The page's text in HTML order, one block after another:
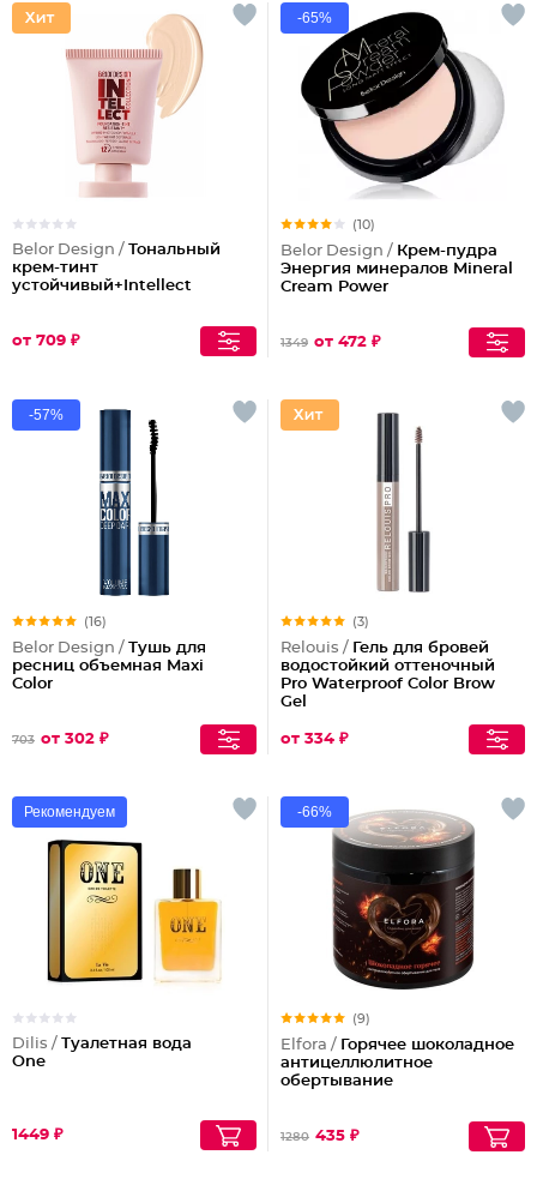
Belor Design / Тональный
крем-тинт
устойчивый+Intellect
от 709 ₽
-65%
(10)
Belor Design / Крем-пудра
Энергия минералов Mineral
Cream Power
1349 от 472 ₽
-57%
(16)
Belor Design / Тушь для
ресниц объемная Maxi
Color
703 от 302 ₽
(3)
Relouis / Гель для бровей
водостойкий оттеночный
Pro Waterproof Color Brow
Gel
от 334 ₽
Рекомендуем
Dilis / Туалетная вода
One
1449 ₽
-66%
(9)
Elfora / Горячее шоколадное
антицеллюлитное
обертывание
1280 435 ₽